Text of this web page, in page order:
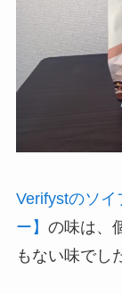
Verifystのソイ
ー】 の味は、
もない味でし